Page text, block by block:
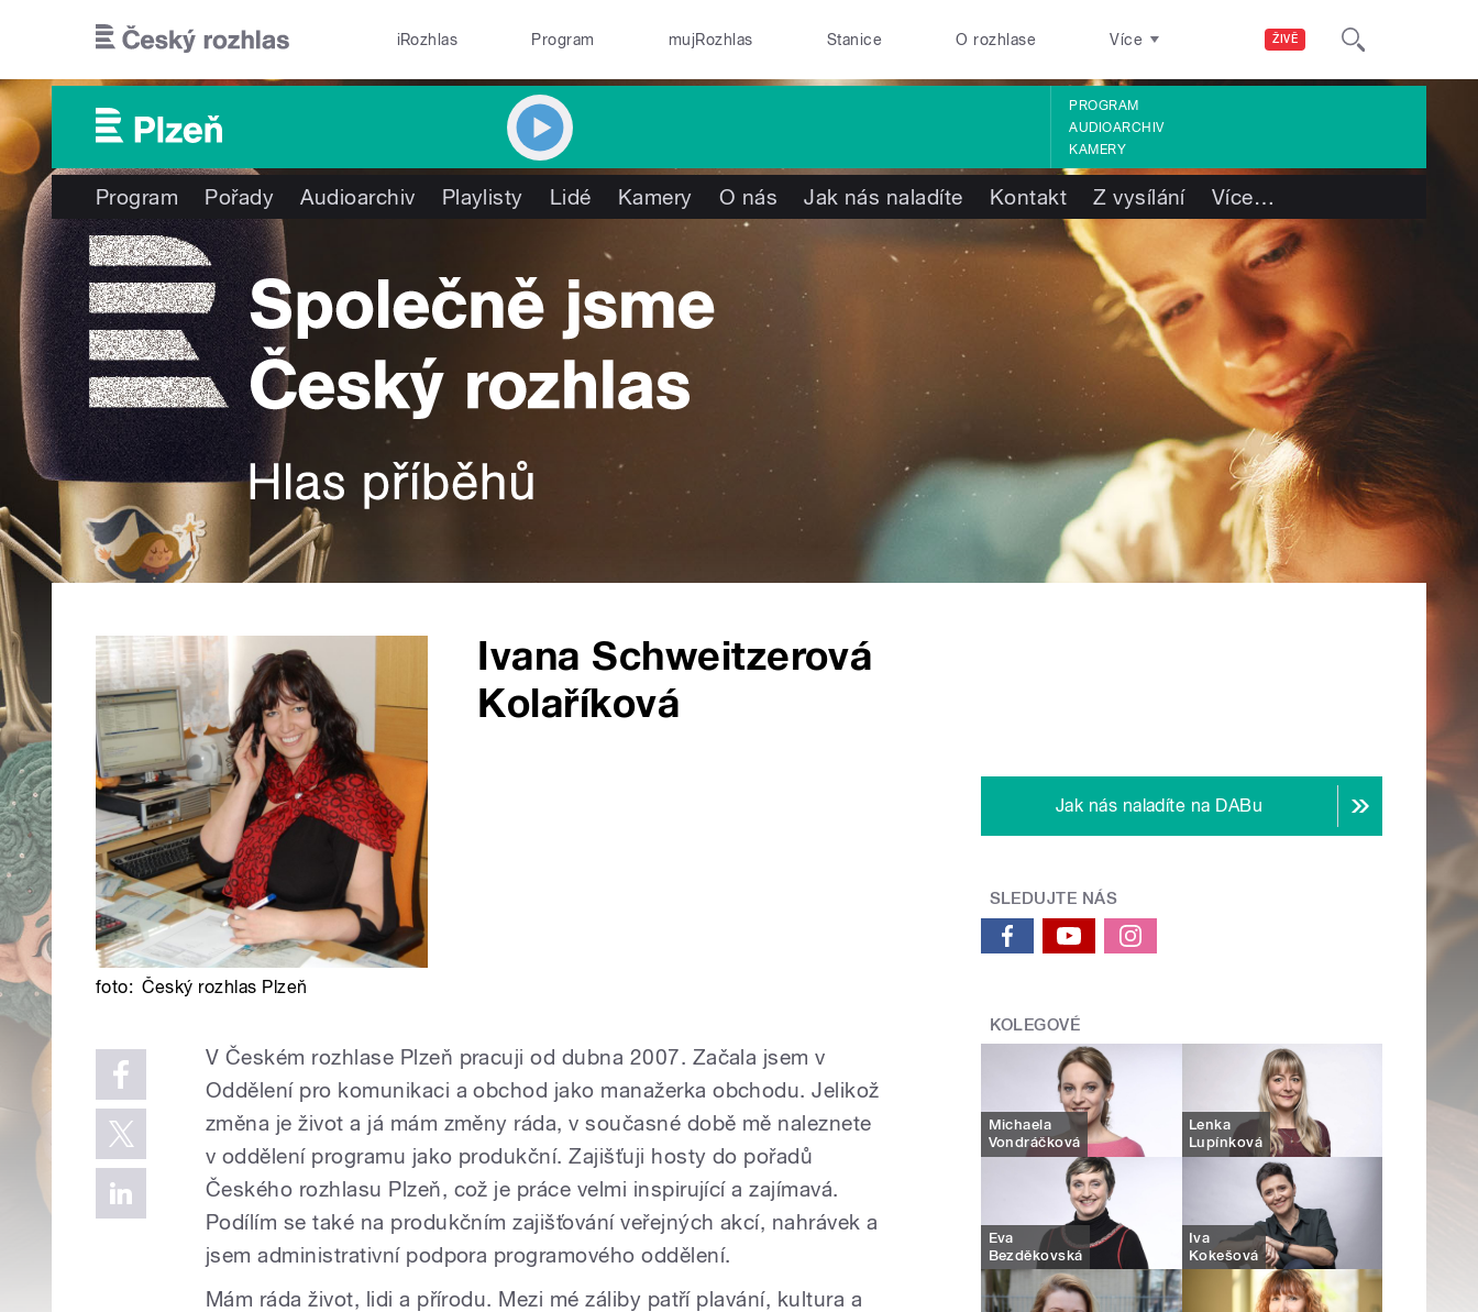
ŽIVĚ
iRozhlas Program mujRozhlas Stanice O rozhlase Více
PROGRAM
AUDIOARCHIV
KAMERY
Program Pořady Audioarchiv Playlisty Lidé Kamery O nás Jak nás naladíte Kontakt Z vysílání Více…
Ivana Schweitzerová
Kolaříková
foto: Český rozhlas Plzeň
V Českém rozhlase Plzeň pracuji od dubna 2007. Začala jsem v
Oddělení pro komunikaci a obchod jako manažerka obchodu. Jelikož
změna je život a já mám změny ráda, v současné době mě naleznete
v oddělení programu jako produkční. Zajišťuji hosty do pořadů
Českého rozhlasu Plzeň, což je práce velmi inspirující a zajímavá.
Podílím se také na produkčním zajišťování veřejných akcí, nahrávek a
jsem administrativní podpora programového oddělení.
Mám ráda život, lidi a přírodu. Mezi mé záliby patří plavání, kultura a
Jak nás naladíte na DABu
SLEDUJTE NÁS
KOLEGOVÉ
Michaela
Vondráčková
Lenka
Lupínková
Eva
Bezděkovská
Iva
Kokešová